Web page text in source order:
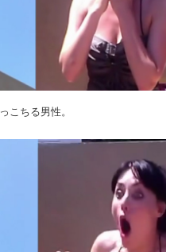
こちる男性。